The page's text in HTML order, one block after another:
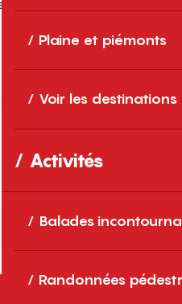
Plaine et piémonts
Voir les destinations
Activités
Balades
Randonnées
sur le village